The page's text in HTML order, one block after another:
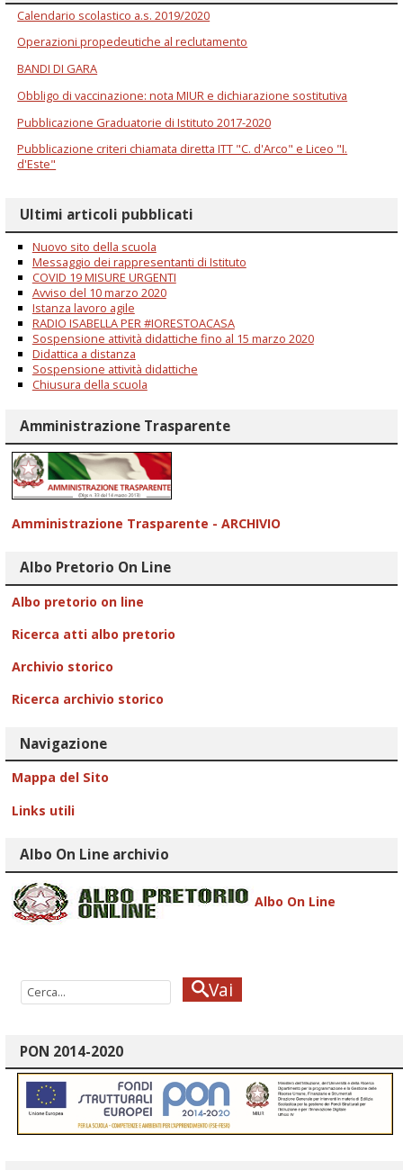
Calendario scolastico a.s. 2019/2020
Operazioni propedeutiche al reclutamento
BANDI DI GARA
Obbligo di vaccinazione: nota MIUR e dichiarazione sostitutiva
Pubblicazione Graduatorie di Istituto 2017-2020
Pubblicazione criteri chiamata diretta ITT "C. d'Arco" e Liceo "I.
d'Este"
Ultimi articoli pubblicati
Nuovo sito della scuola
Messaggio dei rappresentanti di Istituto
COVID 19 MISURE URGENTI
Avviso del 10 marzo 2020
Istanza lavoro agile
RADIO ISABELLA PER #IORESTOACASA
Sospensione attività didattiche fino al 15 marzo 2020
Didattica a distanza
Sospensione attività didattiche
Chiusura della scuola
Amministrazione Trasparente
Amministrazione Trasparente - ARCHIVIO
Albo Pretorio On Line
Albo pretorio on line
Ricerca atti albo pretorio
Archivio storico
Ricerca archivio storico
Navigazione
Mappa del Sito
Links utili
Albo On Line archivio
Albo On Line
Vai
PON 2014-2020